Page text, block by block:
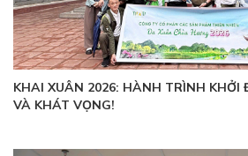
KHAI XUÂN 2026: HÀNH TRÌNH KHỞI
VÀ KHÁT VỌNG!